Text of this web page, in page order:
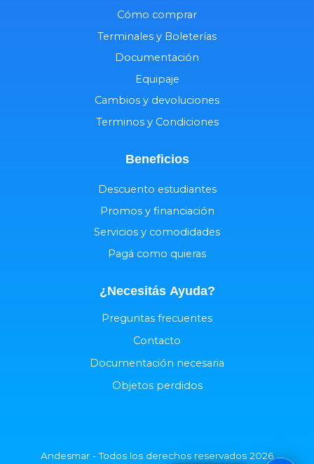
Cómo comprar
Terminales y Boleterías
Documentación
Equipaje
Cambios y devoluciones
Terminos y Condiciones
Beneficios
Descuento estudiantes
Promos y financiación
Servicios y comodidades
Pagá como quieras
¿Necesitás Ayuda?
Preguntas frecuentes
Contacto
Documentación necesaria
Objetos perdidos
Andesmar - Todos los derechos reservados 2026